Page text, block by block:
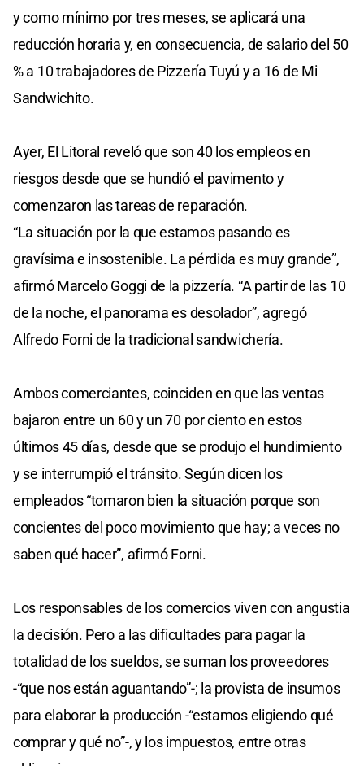
y como mínimo por tres meses, se aplicará una
reducción horaria y, en consecuencia, de salario del 50
% a 10 trabajadores de Pizzería Tuyú y a 16 de Mi
Sandwichito.
Ayer, El Litoral reveló que son 40 los empleos en
riesgos desde que se hundió el pavimento y
comenzaron las tareas de reparación.
“La situación por la que estamos pasando es
gravísima e insostenible. La pérdida es muy grande”,
afirmó Marcelo Goggi de la pizzería. “A partir de las 10
de la noche, el panorama es desolador”, agregó
Alfredo Forni de la tradicional sandwichería.
Ambos comerciantes, coinciden en que las ventas
bajaron entre un 60 y un 70 por ciento en estos
últimos 45 días, desde que se produjo el hundimiento
y se interrumpió el tránsito. Según dicen los
empleados “tomaron bien la situación porque son
concientes del poco movimiento que hay; a veces no
saben qué hacer”, afirmó Forni.
Los responsables de los comercios viven con angustia
la decisión. Pero a las dificultades para pagar la
totalidad de los sueldos, se suman los proveedores
-“que nos están aguantando”-; la provista de insumos
para elaborar la producción -“estamos eligiendo qué
comprar y qué no”-, y los impuestos, entre otras